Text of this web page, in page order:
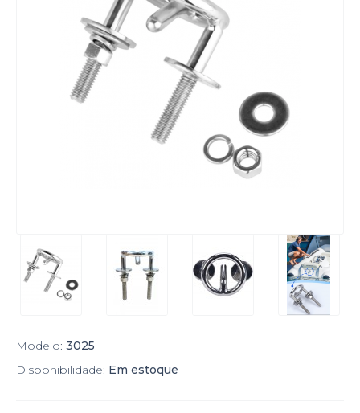
Modelo: 3025
Disponibilidade: Em estoque